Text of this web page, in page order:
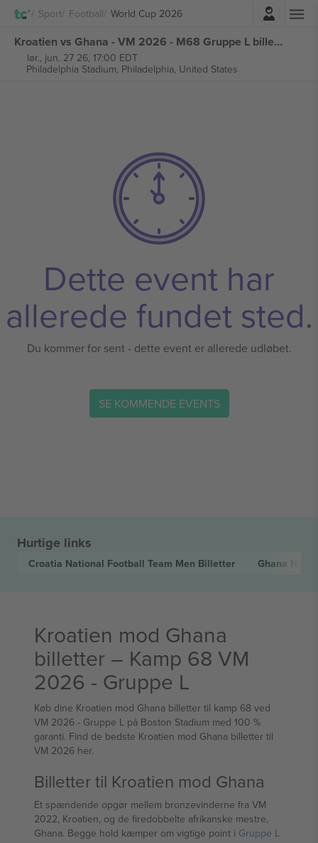
Sport Football World Cup 2026Log ind
Kroatien vs Ghana - VM 2026 - M68 Gruppe L billetter
lør., jun. 27 26, 17:00 EDT
Philadelphia Stadium, Philadelphia, United States
Dette event har
allerede fundet sted.
Du kommer for sent - dette event er allerede udløbet.
SE KOMMENDE EVENTS
Hurtige links
Croatia National Football Team Men Billetter Ghana
Kroatien mod Ghana
billetter – Kamp 68 VM
2026 - Gruppe L
Køb dine Kroatien mod Ghana billetter til kamp 68 ved
VM 2026 - Gruppe L på Boston Stadium med 100 %
garanti. Find de bedste Kroatien mod Ghana billetter til
VM 2026 her.
Billetter til Kroatien mod Ghana
Et spændende opgør mellem bronzevinderne fra VM
2022, Kroatien, og de firedobbelte afrikanske mestre,
Ghana. Begge hold kæmper om vigtige point i Gruppe L